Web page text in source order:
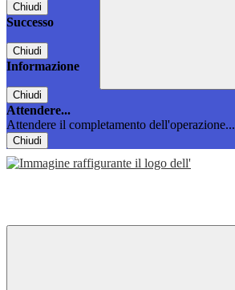
Chiudi
Successo
Chiudi
Informazione
Chiudi
Attendere...
Attendere il completamento dell'operazione...
Chiudi